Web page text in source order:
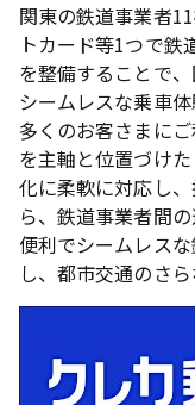
関東の鉄道事業者
トカード等1つで
を整備することで
シームレスな乗車
多くのお客さまに
を主軸と位置づけ
化に柔軟に対応し
ら、鉄道事業者間
便利でシームレス
し、都市交通のさ